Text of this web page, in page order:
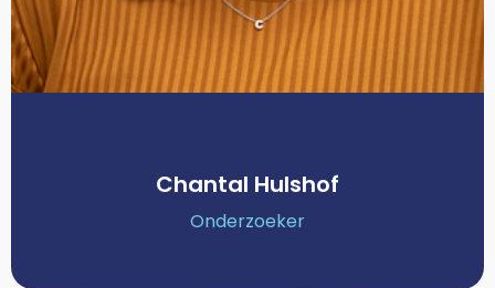
Chantal Hulshof
Onderzoeker